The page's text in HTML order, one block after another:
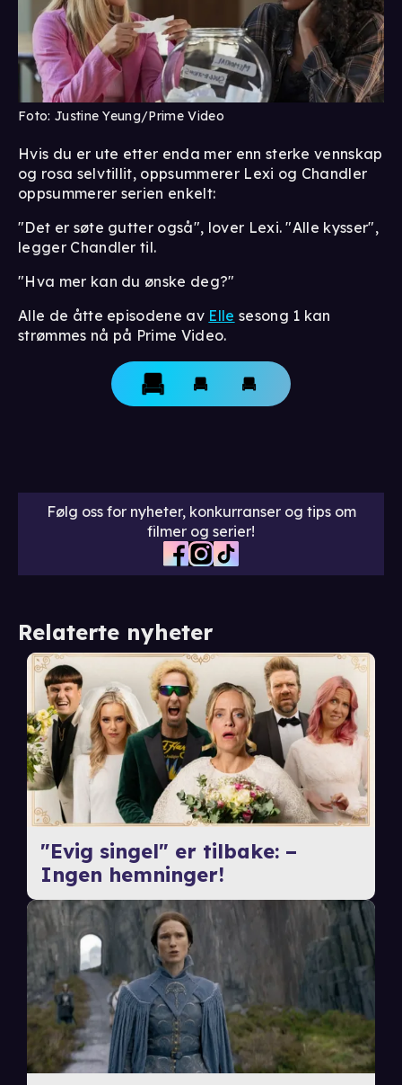
Foto: Justine Yeung/Prime Video
Hvis du er ute etter enda mer enn sterke vennskap
og rosa selvtillit, oppsummerer Lexi og Chandler
oppsummerer serien enkelt:
"Det er søte gutter også", lover Lexi. "Alle kysser",
legger Chandler til.
"Hva mer kan du ønske deg?"
Alle de åtte episodene av Elle sesong 1 kan
strømmes nå på Prime Video.
Følg oss for nyheter, konkurranser og tips om
filmer og serier!
Relaterte nyheter
"Evig singel" er tilbake: –
Ingen hemninger!